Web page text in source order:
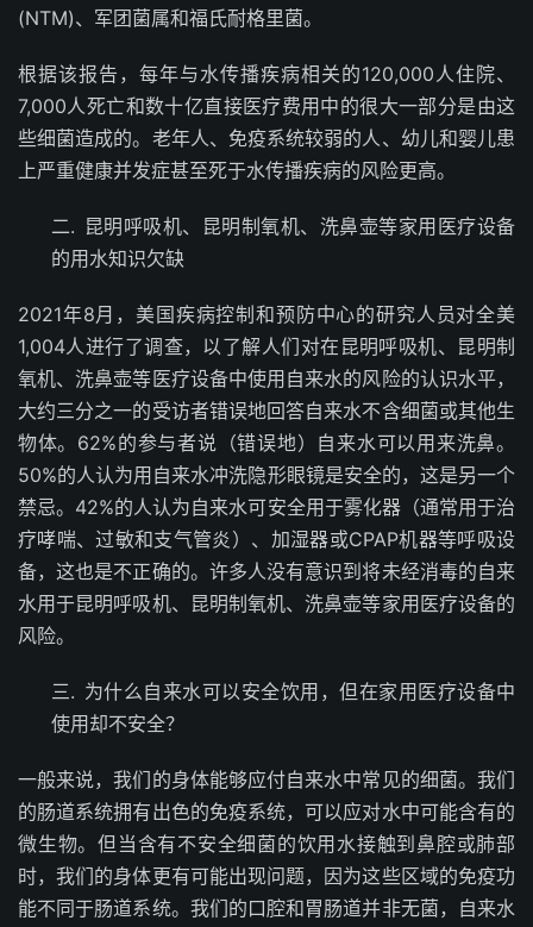
(NTM)、军团菌属和福氏耐格里菌。
根据该报告，每年与水传播疾病相关的120,000人住院、
7,000人死亡和数十亿直接医疗费用中的很大一部分是由这
些细菌造成的。老年人、免疫系统较弱的人、幼儿和婴儿患
上严重健康并发症甚至死于水传播疾病的风险更高。
二. 昆明呼吸机、昆明制氧机、洗鼻壶等家用医疗设备
的用水知识欠缺
2021年8月，美国疾病控制和预防中心的研究人员对全美
1,004人进行了调查，以了解人们对在昆明呼吸机、昆明制
氧机、洗鼻壶等医疗设备中使用自来水的风险的认识水平，
大约三分之一的受访者错误地回答自来水不含细菌或其他生
物体。62%的参与者说（错误地）自来水可以用来洗鼻。
50%的人认为用自来水冲洗隐形眼镜是安全的，这是另一个
禁忌。42%的人认为自来水可安全用于雾化器（通常用于治
疗哮喘、过敏和支气管炎）、加湿器或CPAP机器等呼吸设
备，这也是不正确的。许多人没有意识到将未经消毒的自来
水用于昆明呼吸机、昆明制氧机、洗鼻壶等家用医疗设备的
风险。
三. 为什么自来水可以安全饮用，但在家用医疗设备中
使用却不安全？
一般来说，我们的身体能够应付自来水中常见的细菌。我们
的肠道系统拥有出色的免疫系统，可以应对水中可能含有的
微生物。但当含有不安全细菌的饮用水接触到鼻腔或肺部
时，我们的身体更有可能出现问题，因为这些区域的免疫功
能不同于肠道系统。我们的口腔和胃肠道并非无菌，自来水